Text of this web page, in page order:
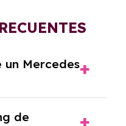
un Mercedes
plazo en el que
de